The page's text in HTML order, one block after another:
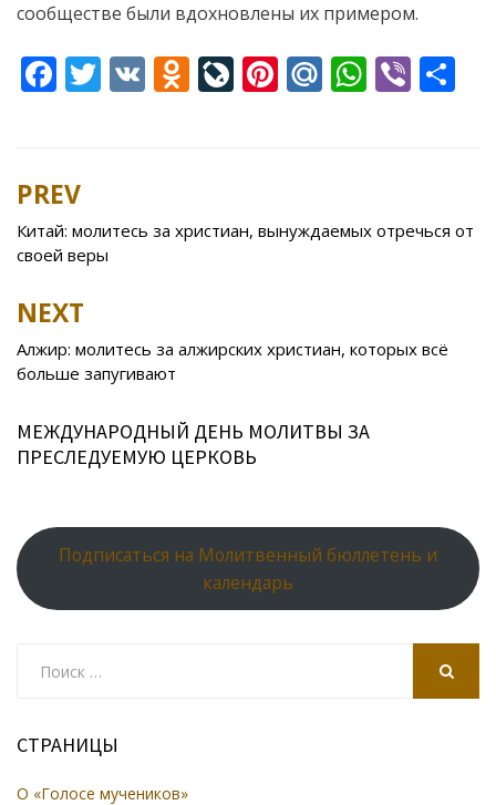
сообществе были вдохновлены их примером.
F
b
o
o
T V O
kl
as
ki
Li
u
r
Pi
st
M
u
W
A
p
Vi
Post
navigation
PREV
Китай: молитесь за христиан, вынуждаемых отречься от
своей веры
NEXT
Алжир: молитесь за алжирских христиан, которых всё
больше запугивают
МЕЖДУНАРОДНЫЙ ДЕНЬ МОЛИТВЫ ЗА
ПРЕСЛЕДУЕМУЮ ЦЕРКОВЬ
Подписаться на Молитвенный бюллетень и
календарь
СТРАНИЦЫ
О «Голосе мучеников»